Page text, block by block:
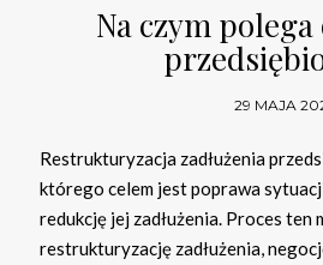
Na czym polega
29 MAJA
Restrukturyzacja zadłużenia
którego celem jest poprawa
redukcję jej zadłużenia. Proces ten
restrukturyzację zadłużenia,